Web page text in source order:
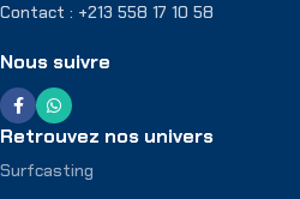
Contact : +213 558 17 10 58
Nous suivre
Retrouvez nos univers
Surfcasting